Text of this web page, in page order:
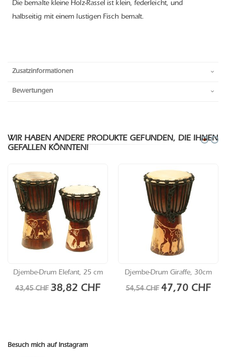
Die bemalte kleine Holz-Rassel ist klein, federleicht, und
halbseitig mit einem lustigen Fisch bemalt.
Zusatzinformationen
Bewertungen
WIR HABEN ANDERE PRODUKTE GEFUNDEN, DIE IHNEN
GEFALLEN KÖNNTEN!
Djembe-Drum Elefant, 25 cm
43,45 CHF Sonderangebot
38,82 CHF
Djembe-Drum Giraffe, 30cm
54,54 CHF Sonderangebot
47,70 CHF
Besuch mich auf Instagram